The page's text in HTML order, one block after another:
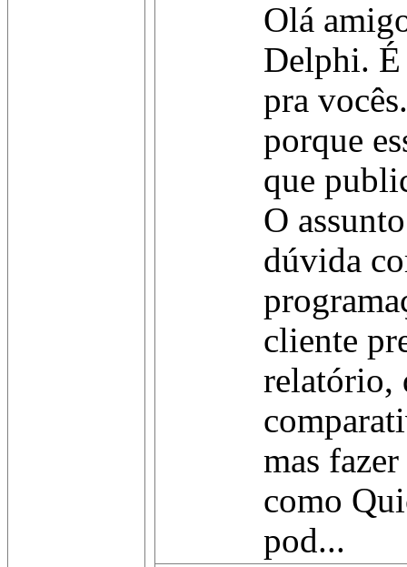
Olá
Delphi. É
pra
porque
que
O
dúvida
cliente
relatório,
mas
como
pod...